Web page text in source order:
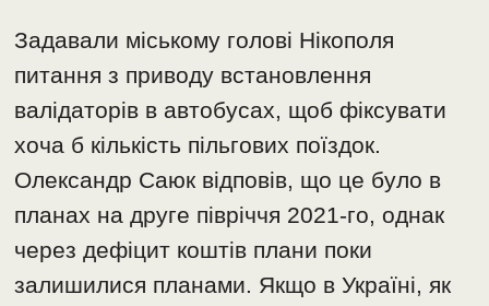
Задавали міському голові Нікополя
питання з приводу встановлення
валідаторів в автобусах, щоб фіксувати
хоча б кількість пільгових поїздок.
Олександр Саюк відповів, що це було в
планах на друге півріччя 2021-го, однак
через дефіцит коштів плани поки
залишилися планами. Якщо в Україні, як